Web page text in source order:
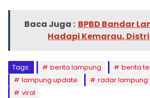
Baca Juga : BPBD Bandar
Hadapi Kemarau,
Tags: berita lampung
berita
lampung update
radar lampung
viral